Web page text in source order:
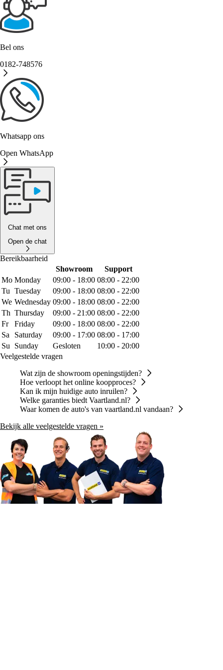
Bel ons
0182-748576
Whatsapp ons
Open WhatsApp
Chat met ons
Open de chat
Bereikbaarheid
Showroom
Support
Mo Monday 09:00 - 18:00 08:00 - 22:00
Tu Tuesday 09:00 - 18:00 08:00 - 22:00
We Wednesday 09:00 - 18:00 08:00 - 22:00
Th Thursday 09:00 - 21:00 08:00 - 22:00
Fr
Friday 09:00 - 18:00 08:00 - 22:00
Sa
Saturday 09:00 - 17:00 08:00 - 17:00
Su
Sunday Gesloten
10:00 - 20:00
Veelgestelde vragen
Wat zijn de showroom openingstijden?
Hoe verloopt het online koopproces?
Kan ik mijn huidige auto inruilen?
Welke garanties biedt Vaartland.nl?
Waar komen de auto's van vaartland.nl vandaan?
Bekijk alle veelgestelde vragen »